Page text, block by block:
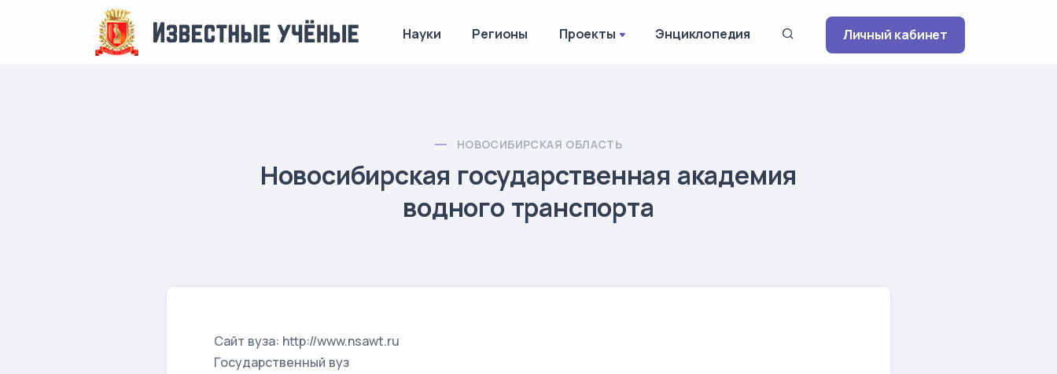
Науки Регионы Проекты Энциклопедия Личный кабинет
НОВОСИБИРСКАЯ ОБЛАСТЬ
Новосибирская государственная академия
водного транспорта
Сайт вуза: http://www.nsawt.ru
Государственный вуз